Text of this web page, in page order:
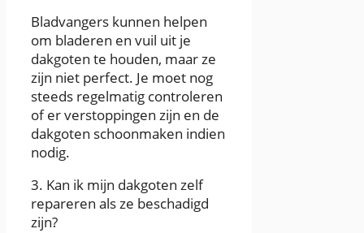
Bladvangers kunnen helpen
om bladeren en vuil uit je
dakgoten te houden, maar ze
zijn niet perfect. Je moet nog
steeds regelmatig controleren
of er verstoppingen zijn en de
dakgoten schoonmaken indien
nodig.
3. Kan ik mijn dakgoten zelf
repareren als ze beschadigd
zijn?